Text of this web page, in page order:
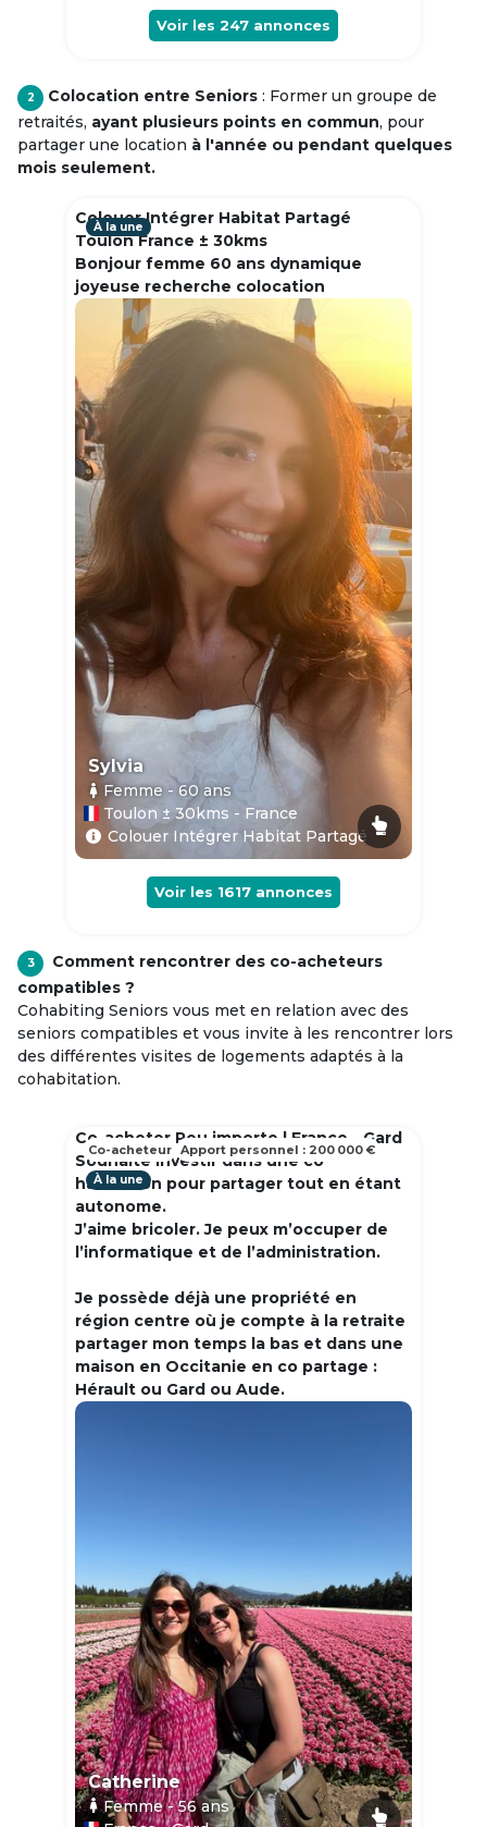
Voir les 247 annonces
2 Colocation entre Seniors : Former un groupe de
retraités, ayant plusieurs points en commun, pour
partager une location à l'année ou pendant quelques
mois seulement.
Colouer Intégrer Habitat Partagé
Toulon France ± 30kms
Bonjour femme 60 ans dynamique
joyeuse recherche colocation
À la une
Sylvia
Femme - 60ans
Toulon ± 30kms - France
Colouer Intégrer Habitat Partagé
Voir les 1617 annonces
3
Comment rencontrer des co-acheteurs
compatibles ?
Cohabiting Seniors vous met en relation avec des
seniors compatibles et vous invite à les rencontrer lors
des différentes visites de logements adaptés à la
cohabitation.
Co-acheter Peu importe | France - Gard
Souhaite investir dans une co
habitation pour partager tout en étant
autonome.
J’aime bricoler. Je peux m’occuper de
l’informatique et de l’administration.
Je possède déjà une propriété en
région centre où je compte à la retraite
partager mon temps la bas et dans une
maison en Occitanie en co partage :
Hérault ou Gard ou Aude.
À la une
Catherine
Femme- 56ans
Co-acheteur Apport personnel : 200 000 €